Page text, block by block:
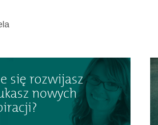
się rozwijasz
nowych